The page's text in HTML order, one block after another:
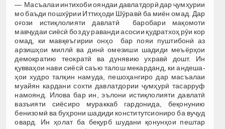
— Масъалаи интихоби ояндаи давлатдорӣ дар ҷумҳурии
мо баъди пошхӯрии Иттиҳоди Шӯравӣ ба миён омад. Дар
оғози истиқлолияти давлатӣ баробари мақомоти
мавҷудаи сиёсӣ боз ду раванди асосии қудратхоҳ рӯи кор
омад, ки мавқеъгирии онҳо бар пояи пуштибонӣ аз
арзишҳои миллӣ ва динӣ омезиши шадиди меъёрҳои
демократию теократӣ ва дунявию ухравӣ дошт. Ин
қувваҳои нави сиёсӣ саъю талош мекарданд, ки анде­ша­
ҳои худро талқин намуда, пешоҳангиро дар масъалаи
муайян кардани сохти давлатдории ҷумҳурӣ тасарруф
намоянд. Илова бар ин, эълони истиқлолияти давлатӣ
вазъияти сиёсиро мураккаб гардонида, беқонунию
бенизомӣ ва буҳрони шадиди конститутсиониро ба вуҷуд
овард. Ин ҳолат ба беқурб шудани қонунҳои пештар